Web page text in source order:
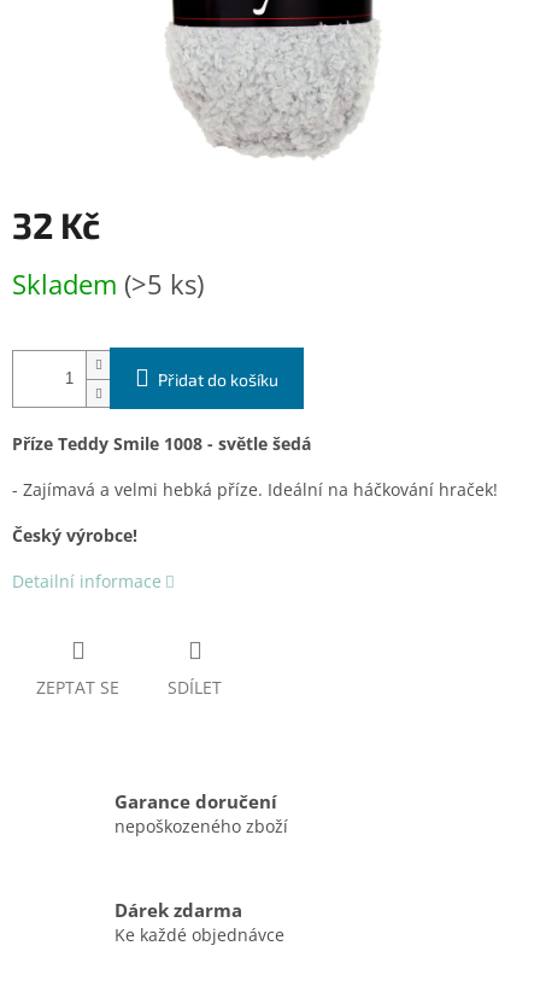
32 Kč
cena:
Skladem (>5 ks)
Přidat do košíku
Příze Teddy Smile 1008 - světle šedá
- Zajímavá a velmi hebká příze. Ideální na háčkování hraček!
Český výrobce!
Detailní informace
ZEPTAT SE SDÍLET
Garance doručení
nepoškozeného zboží
Dárek zdarma
Ke každé objednávce